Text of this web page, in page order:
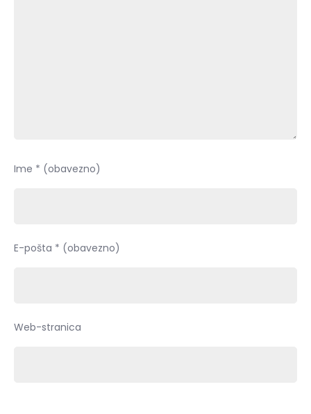
Ime * (obavezno)
E-pošta * (obavezno)
Web-stranica